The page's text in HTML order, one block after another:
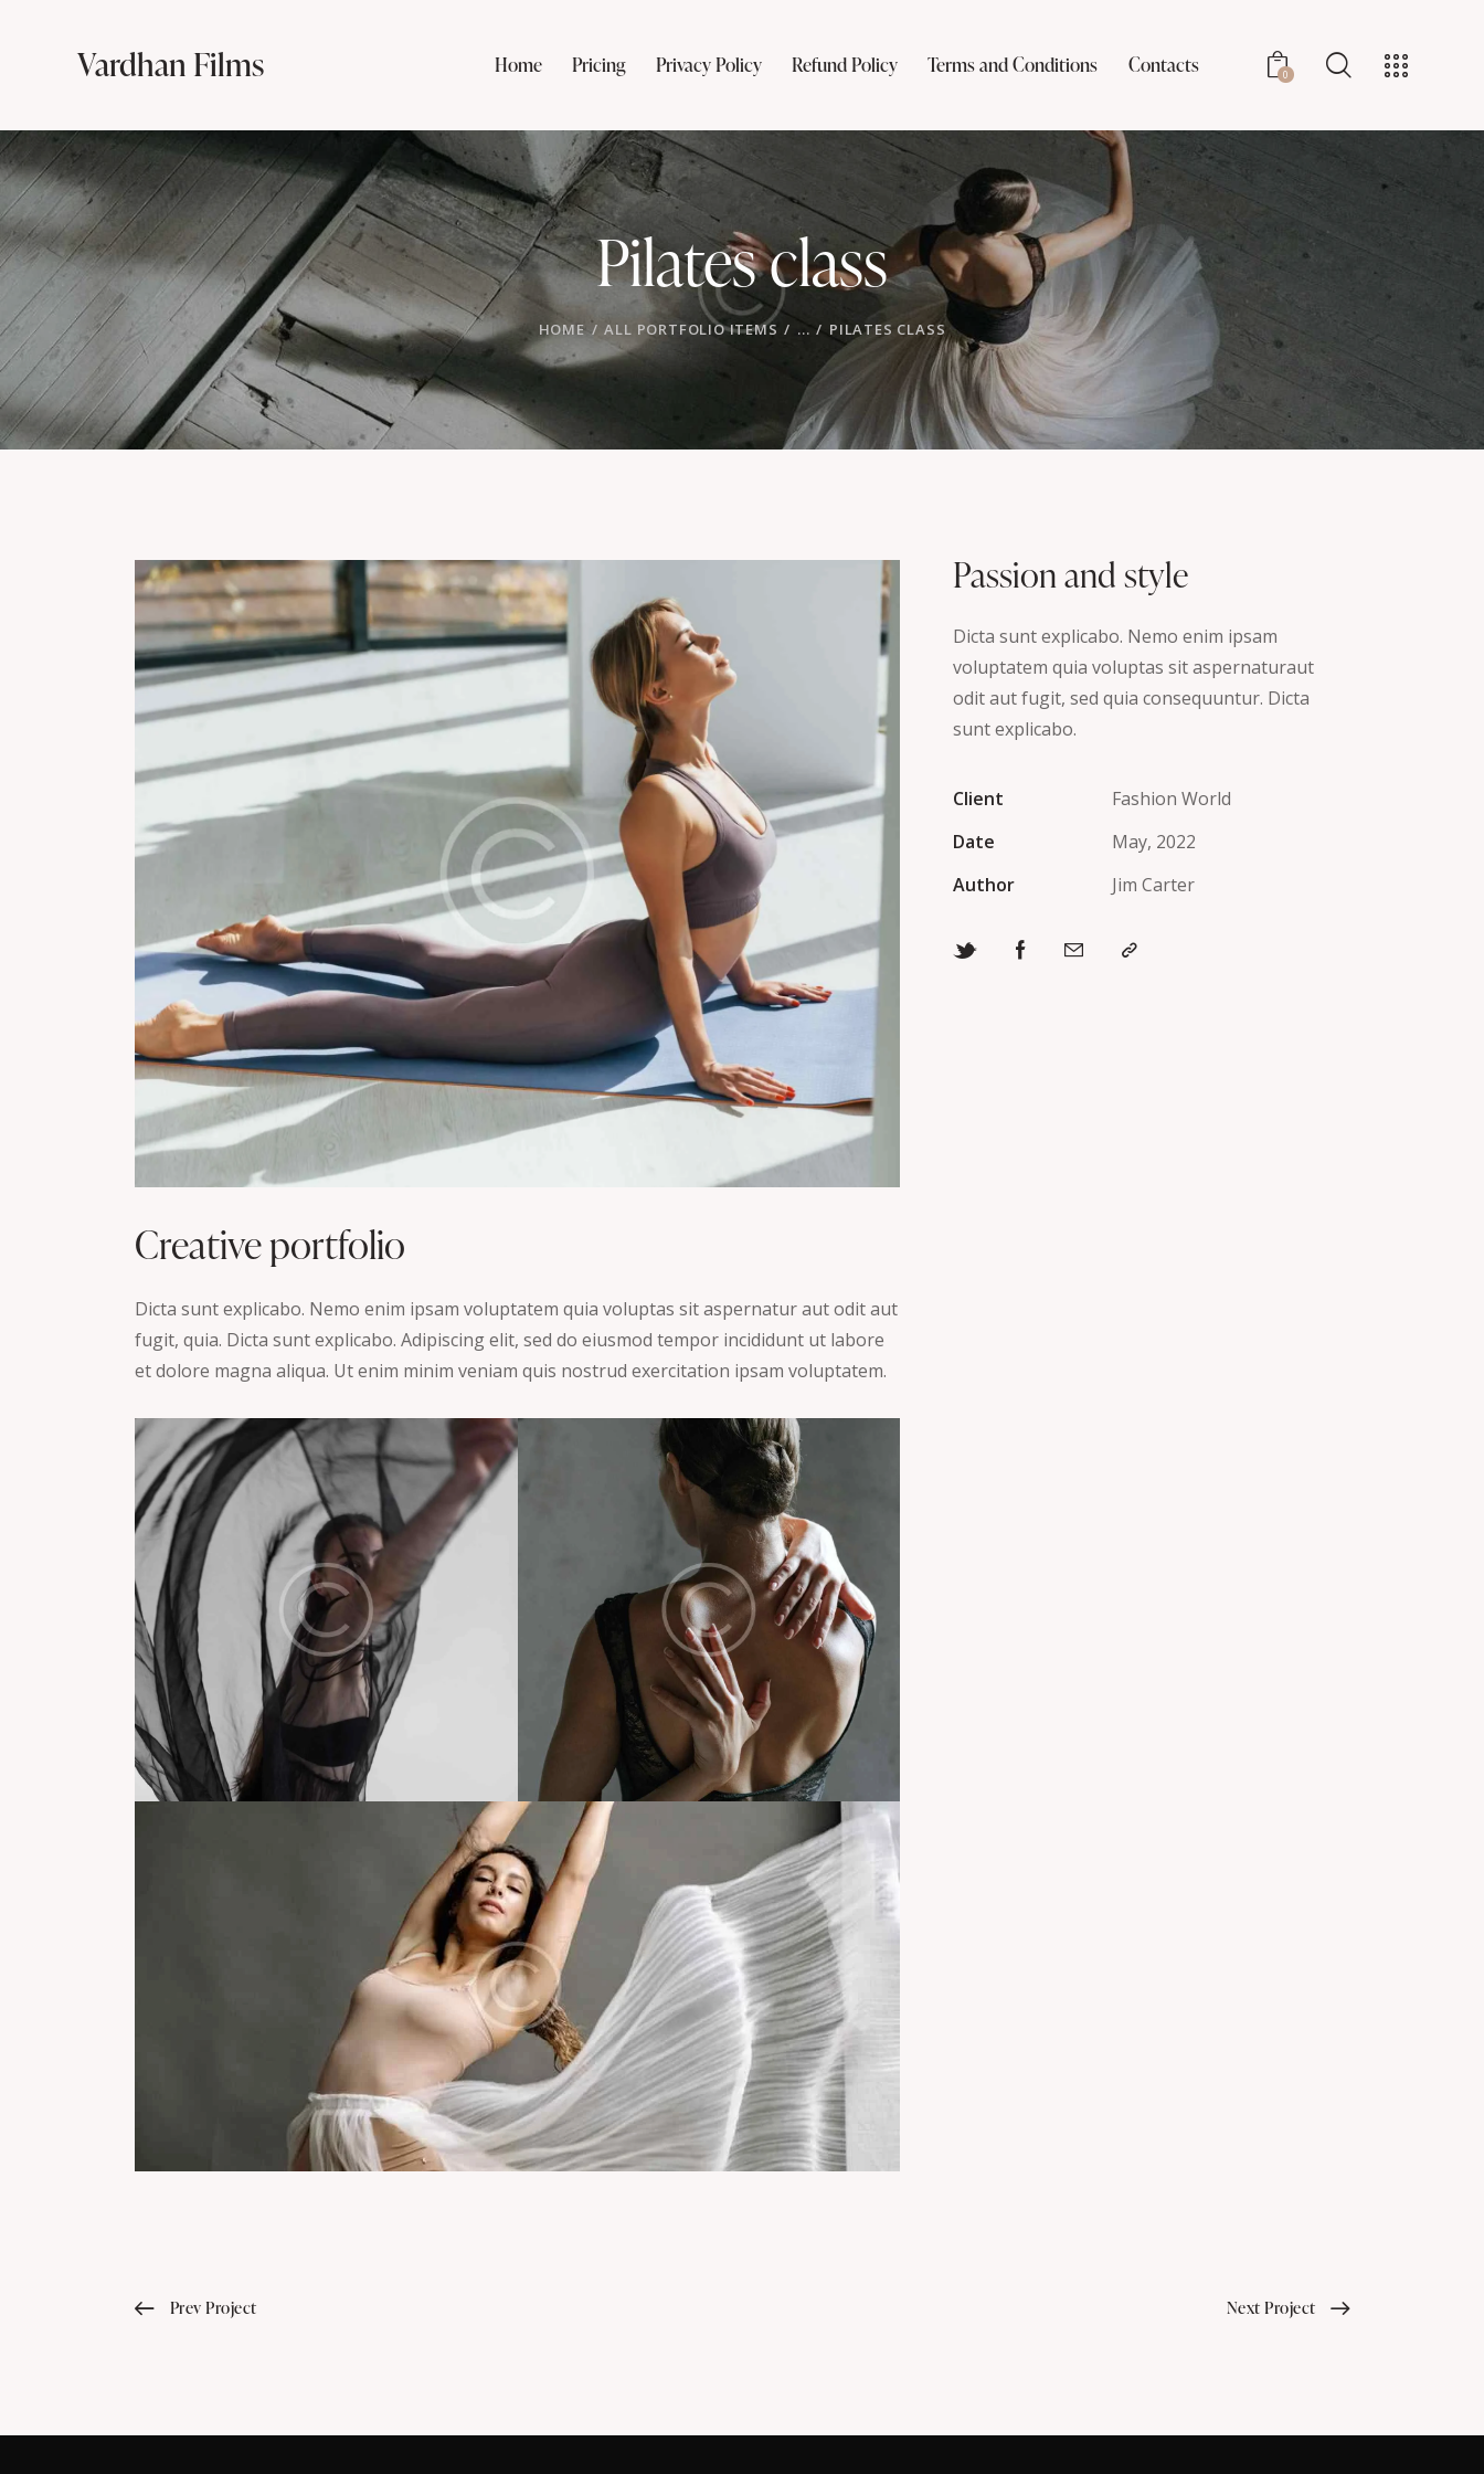
Vardhan Films Home Pricing Privacy Policy Refund Policy Terms and Conditions Contacts 0
Pilates class
HOME ALL PORTFOLIO ITEMS ... PILATES CLASS
Creative portfolio
Dicta sunt explicabo. Nemo enim ipsam voluptatem quia voluptas sit aspernatur aut odit aut
fugit, quia. Dicta sunt explicabo. Adipiscing elit, sed do eiusmod tempor incididunt ut labore
et dolore magna aliqua. Ut enim minim veniam quis nostrud exercitation ipsam voluptatem.
Passion and style
Dicta sunt explicabo. Nemo enim ipsam
voluptatem quia voluptas sit aspernaturaut
odit aut fugit, sed quia consequuntur. Dicta
sunt explicabo.
Client
Fashion World
Date
May, 2022
Author
Jim Carter
Prev Project Next Project